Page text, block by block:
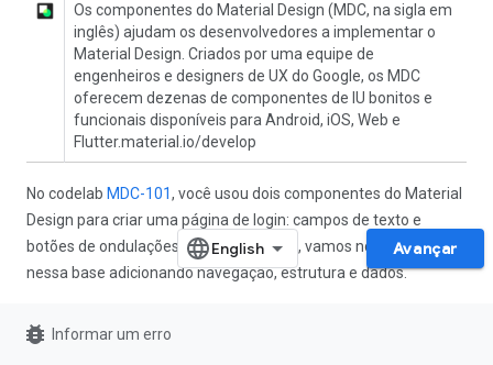
Os componentes do Material Design (MDC, na sigla em
inglês) ajudam os desenvolvedores a implementar o
Material Design. Criados por uma equipe de
engenheiros e designers de UX do Google, os MDC
oferecem dezenas de componentes de IU bonitos e
funcionais disponíveis para Android, iOS, Web e
Flutter.material.io/develop
No codelab MDC-101, você usou dois componentes do Material
Design para criar uma página de login: campos de texto e
botões de ondulações com tinta. Agora, vamos nos aprofundar
nessa base adicionando navegação, estrutura e dados.
O que você criará
Avançar
bug_report Informar um erro